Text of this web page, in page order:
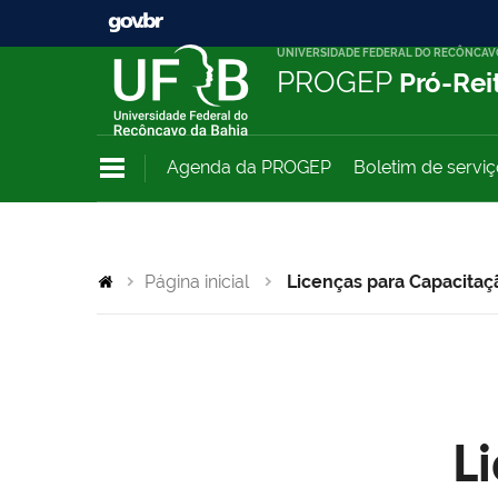
UNIVERSIDADE FEDERAL DO
PROGEP Pró-
Agenda da PROGEP Boletim de
Página inicial Licenças para